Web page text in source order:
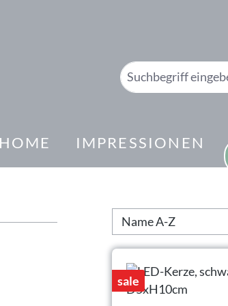
springen
HOME IMPRESSIONEN
sale